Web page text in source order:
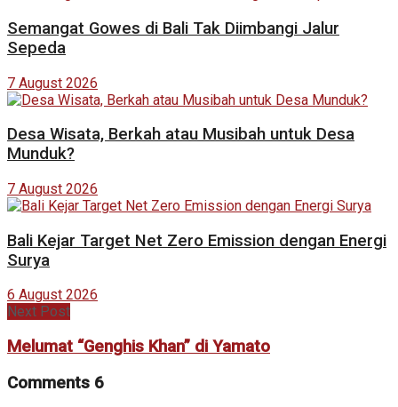
Semangat Gowes di Bali Tak Diimbangi Jalur
Sepeda
7 August 2026
Desa Wisata, Berkah atau Musibah untuk Desa
Munduk?
7 August 2026
Bali Kejar Target Net Zero Emission dengan Energi
Surya
6 August 2026
Next Post
Melumat “Genghis Khan” di Yamato
Comments 6